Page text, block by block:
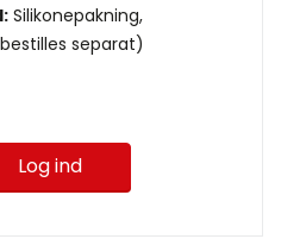
Silikonepakning,
separat)
Log ind